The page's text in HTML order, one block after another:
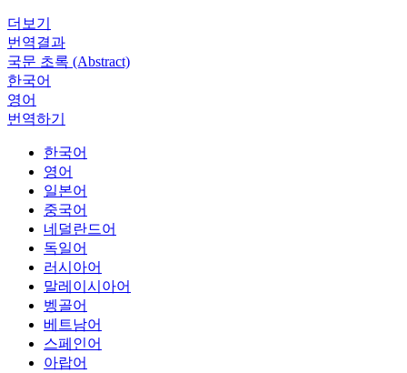
더보기
번역결과
국문 초록 (Abstract)
한국어
영어
번역하기
한국어
영어
일본어
중국어
네덜란드어
독일어
러시아어
말레이시아어
벵골어
베트남어
스페인어
아랍어